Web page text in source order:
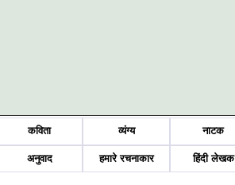
कविता व्यंग्य नाटक
अनुवाद हमारे रचनाकार हिंदी लेखक